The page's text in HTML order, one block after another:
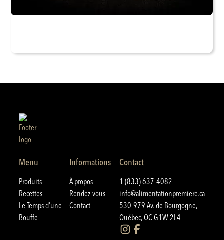
Menu
Produits
Recettes
Le Temps d'une
Bouffe
Informations
À propos
Rendez-vous
Contact
Contact
1 (833) 637-4082
info@alimentationpremiere.ca
530-979 Av. de Bourgogne,
Québec, QC G1W 2L4